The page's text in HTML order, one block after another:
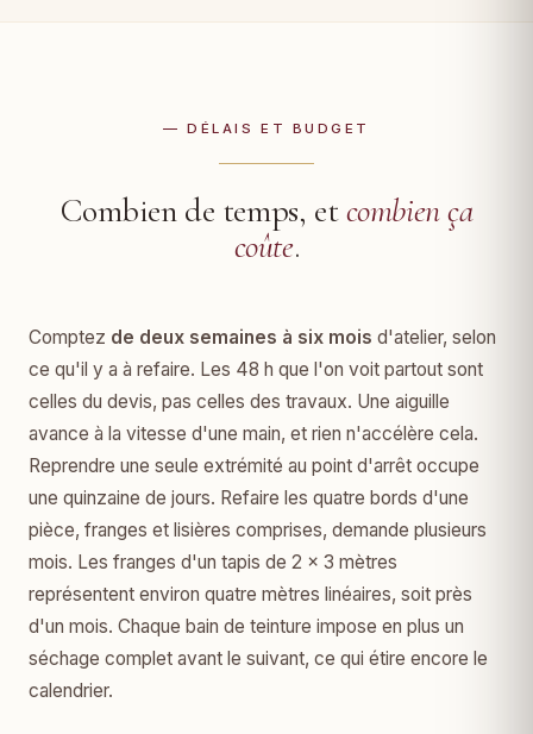
— DÉLAIS ET BUDGET
Combien de temps, etcombien ça
coûte.
Comptez de deux semaines à six mois d'atelier, selon
ce qu'il y a à refaire. Les 48 h que l'on voit partout sont
celles du devis, pas celles des travaux. Une aiguille
avance à la vitesse d'une main, et rien n'accélère cela.
Reprendre une seule extrémité au point d'arrêt occupe
une quinzaine de jours. Refaire les quatre bords d'une
pièce, franges et lisières comprises, demande plusieurs
mois. Les franges d'un tapis de 2 × 3 mètres
représentent environ quatre mètres linéaires, soit près
d'un mois. Chaque bain de teinture impose en plus un
séchage complet avant le suivant, ce qui étire encore le
calendrier.